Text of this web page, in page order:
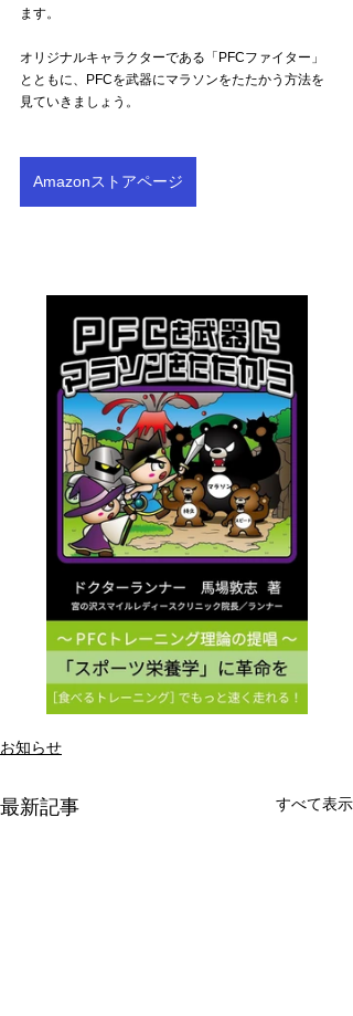
ます。
オリジナルキャラクターである「PFCファイター」
とともに、PFCを武器にマラソンをたたかう方法を
見ていきましょう。
Amazonストアページ
お知らせ
最新記事 すべて表示